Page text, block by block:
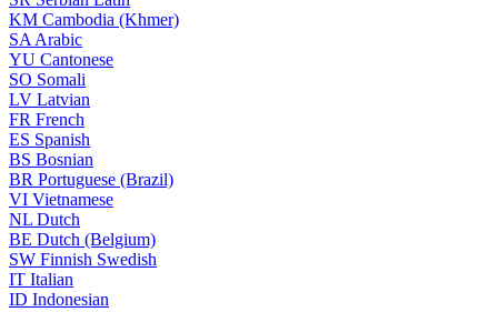
KM Cambodia (Khmer)
SA Arabic
YU Cantonese
SO Somali
LV Latvian
FR French
ES Spanish
BS Bosnian
BR Portuguese (Brazil)
VI Vietnamese
NL Dutch
BE Dutch (Belgium)
SW Finnish Swedish
IT Italian
ID Indonesian